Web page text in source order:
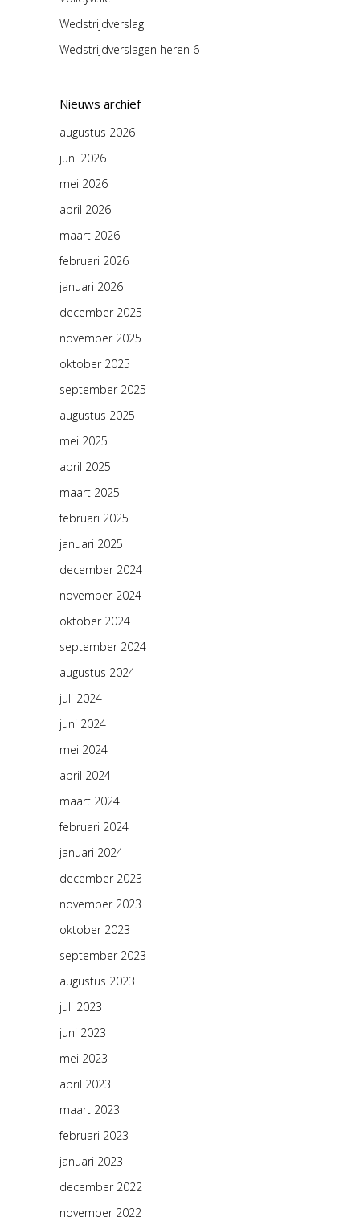
Wedstrijdverslag
Wedstrijdverslagen heren 6
Nieuws archief
augustus 2026
juni 2026
mei 2026
april 2026
maart 2026
februari 2026
januari 2026
december 2025
november 2025
oktober 2025
september 2025
augustus 2025
mei 2025
april 2025
maart 2025
februari 2025
januari 2025
december 2024
november 2024
oktober 2024
september 2024
augustus 2024
juli 2024
juni 2024
mei 2024
april 2024
maart 2024
februari 2024
januari 2024
december 2023
november 2023
oktober 2023
september 2023
augustus 2023
juli 2023
juni 2023
mei 2023
april 2023
maart 2023
februari 2023
januari 2023
december 2022
november 2022